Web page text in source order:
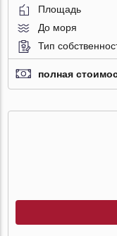
Площадь
До моря
Тип
полная